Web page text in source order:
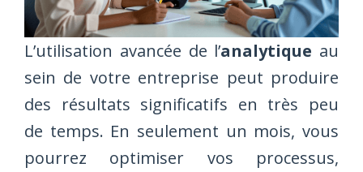
L’utilisation avancée de l’analytique au
sein de votre entreprise peut produire
des résultats significatifs en très peu
de temps. En seulement un mois, vous
pourrez optimiser vos processus,